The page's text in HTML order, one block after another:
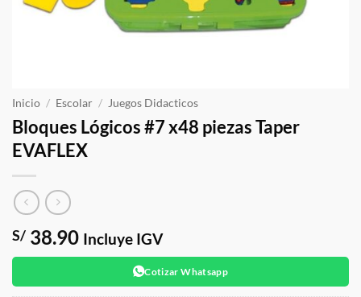
Inicio / Escolar / Juegos Didacticos
Bloques Lógicos #7 x48 piezas Taper
EVAFLEX
S/ 38.90 Incluye IGV
Cotizar Whatsapp